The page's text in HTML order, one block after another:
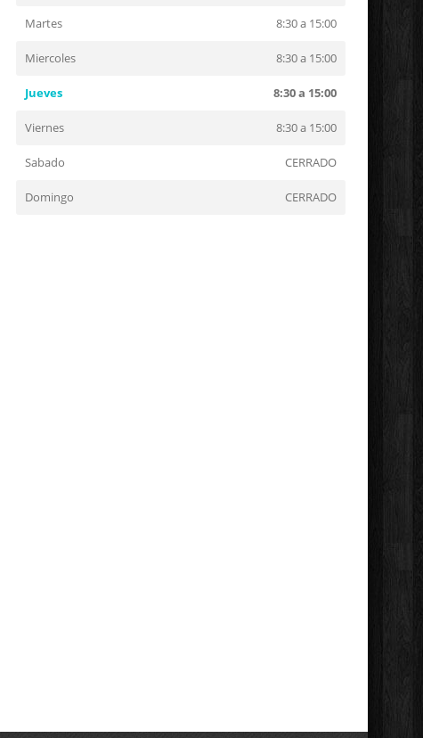
Martes 8:30 a 15:00
Miercoles 8:30 a 15:00
Jueves 8:30 a 15:00
Viernes 8:30 a 15:00
Sabado CERRADO
Domingo CERRADO